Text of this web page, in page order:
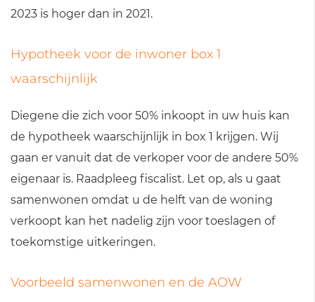
2023 is hoger dan in 2021.
Hypotheek voor de inwoner box 1
waarschijnlijk
Diegene die zich voor 50% inkoopt in uw huis kan
de hypotheek waarschijnlijk in box 1 krijgen. Wij
gaan er vanuit dat de verkoper voor de andere 50%
eigenaar is. Raadpleeg fiscalist. Let op, als u gaat
samenwonen omdat u de helft van de woning
verkoopt kan het nadelig zijn voor toeslagen of
toekomstige uitkeringen.
Voorbeeld samenwonen en de AOW